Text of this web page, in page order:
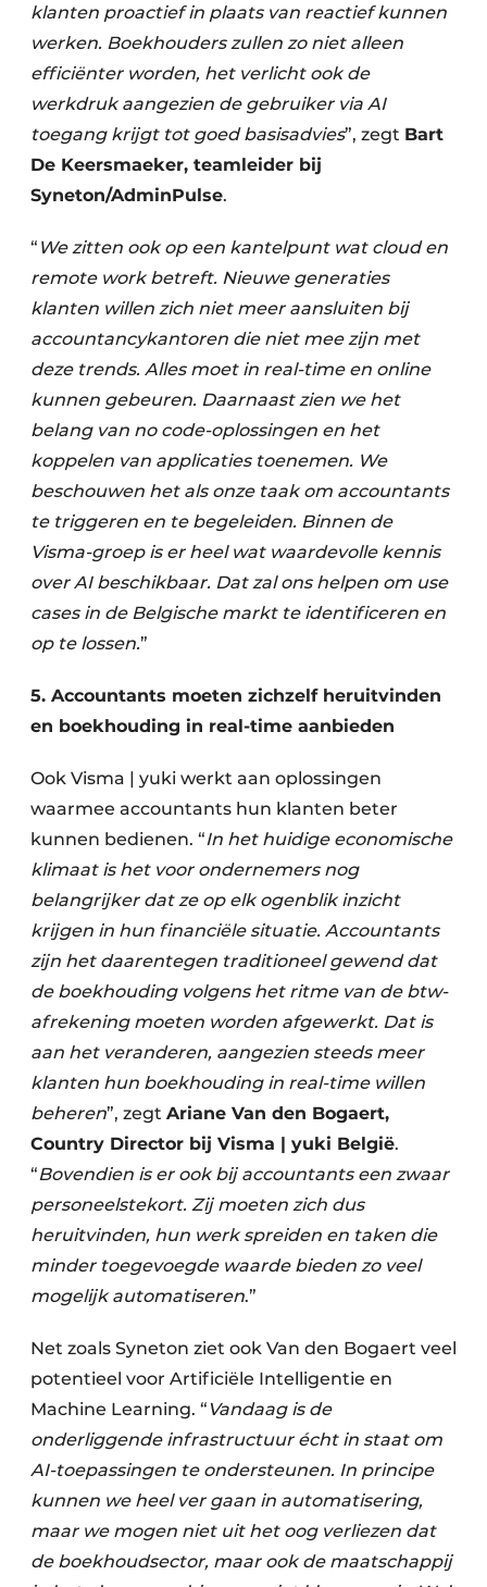
klanten proactief in plaats van reactief kunnen
werken. Boekhouders zullen zo niet alleen
efficiënter worden, het verlicht ook de
werkdruk aangezien de gebruiker via AI
toegang krijgt tot goed basisadvies”, zegt Bart
De Keersmaeker, teamleider bij
Syneton/AdminPulse.
“ We zitten ook op een kantelpunt wat cloud en
remote work betreft. Nieuwe generaties
klanten willen zich niet meer aansluiten bij
accountancykantoren die niet mee zijn met
deze trends. Alles moet in real-time en online
kunnen gebeuren. Daarnaast zien we het
belang van no code-oplossingen en het
koppelen van applicaties toenemen. We
beschouwen het als onze taak om accountants
te triggeren en te begeleiden. Binnen de
Visma-groep is er heel wat waardevolle kennis
over AI beschikbaar. Dat zal ons helpen om use
cases in de Belgische markt te identificeren en
op te lossen.”
5. Accountants moeten zichzelf heruitvinden
en boekhouding in real-time aanbieden
Ook Visma | yuki werkt aan oplossingen
waarmee accountants hun klanten beter
kunnen bedienen. “In het huidige economische
klimaat is het voor ondernemers nog
belangrijker dat ze op elk ogenblik inzicht
krijgen in hun financiële situatie. Accountants
zijn het daarentegen traditioneel gewend dat
de boekhouding volgens het ritme van de btw-
afrekening moeten worden afgewerkt. Dat is
aan het veranderen, aangezien steeds meer
klanten hun boekhouding in real-time willen
beheren”, zegt Ariane Van den Bogaert,
Country Director bij Visma | yuki België.
“Bovendien is er ook bij accountants een zwaar
personeelstekort. Zij moeten zich dus
heruitvinden, hun werk spreiden en taken die
minder toegevoegde waarde bieden zo veel
mogelijk automatiseren.”
Net zoals Syneton ziet ook Van den Bogaert veel
potentieel voor Artificiële Intelligentie en
Machine Learning. “ Vandaag is de
onderliggende infrastructuur écht in staat om
AI-toepassingen te ondersteunen. In principe
kunnen we heel ver gaan in automatisering,
maar we mogen niet uit het oog verliezen dat
de boekhoudsector, maar ook de maatschappij